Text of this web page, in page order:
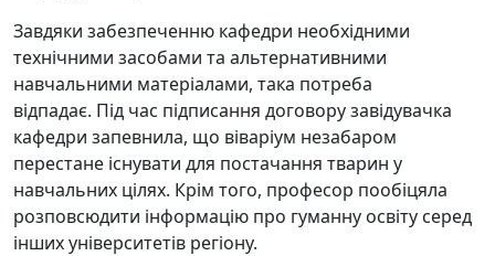
Завдяки забезпеченню кафедри необхідними
технічними засобами та альтернативними
навчальними матеріалами, така потреба
відпадає. Під час підписання договору завідувачка
кафедри запевнила, що віваріум незабаром
перестане існувати для постачання тварин у
навчальних цілях. Крім того, професор пообіцяла
розповсюдити інформацію про гуманну освіту серед
інших університетів регіону.